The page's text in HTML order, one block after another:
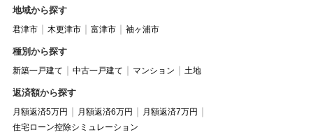
地域から探す
君津市 木更津市 富津市 袖ヶ浦市
種別から探す
新築一戸建て 中古一戸建て マンション 土地
返済額から探す
月額返済5万円 月額返済6万円
月額返済7万円
住宅ローン控除シミュレーション